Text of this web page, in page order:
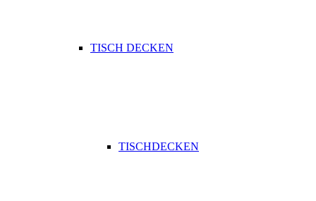
TISCH DECKEN
TISCHDECKEN